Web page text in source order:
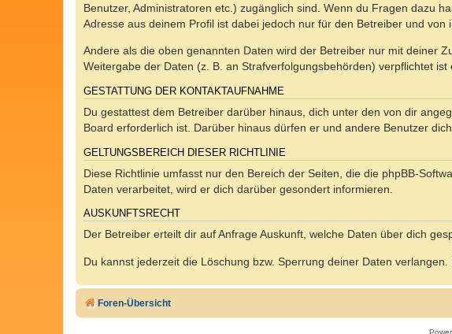
Benutzer, Administratoren etc.) zugänglich sind. Wenn du Fragen dazu
Adresse aus deinem Profil ist dabei jedoch nur für den Betreiber und
Andere als die oben genannten Daten wird der Betreiber nur mit deiner
Weitergabe der Daten (z. B. an Strafverfolgungsbehörden) verpflichtet
GESTATTUNG DER KONTAKTAUFNAHME
Du gestattest dem Betreiber darüber hinaus, dich unter den von dir
Board erforderlich ist. Darüber hinaus dürfen er und andere Benutzer
GELTUNGSBEREICH DIESER RICHTLINIE
Diese Richtlinie umfasst nur den Bereich der Seiten, die die phpBB-
Daten verarbeitet, wird er dich darüber gesondert informieren.
AUSKUNFTSRECHT
Der Betreiber erteilt dir auf Anfrage Auskunft, welche Daten über dich
Du kannst jederzeit die Löschung bzw. Sperrung deiner Daten
Foren-Übersicht